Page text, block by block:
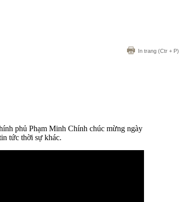
In trang (Ctr + P)
phủ Phạm Minh Chính chúc mừng ngày
tức thời sự khác.